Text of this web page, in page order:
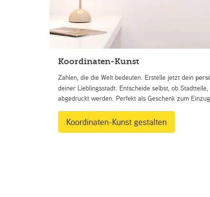
Koordinaten-Kunst
Zahlen, die die Welt bedeuten. Erstelle jetzt dein
deiner Lieblingsstadt. Entscheide selbst, ob
abgedruckt werden. Perfekt als Geschenk zum
Koordinaten-Kunst gestalten